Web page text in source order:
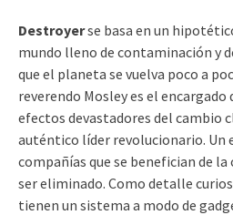
Destroyerse basa en un
mundo lleno de contaminación y
que el planeta se vuelva poco a
reverendo Mosley es el
efectos devastadores del cambio
auténtico líder revolucionario. Un
compañías que se benefician de
ser eliminado. Como detalle
tienen un sistema a modo de